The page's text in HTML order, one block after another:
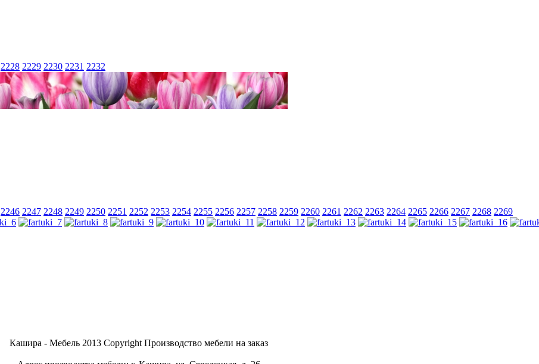
2228 2229 2230 2231 2232
2246 2247 2248 2249 2250 2251 2252 2253 2254 2255 2256 2257 2258 2259 2260 2261 2262 2263 2264 2265 2266 2267 2268 2269
Кашира - Мебель 2013 Copyright Производство мебели на заказ